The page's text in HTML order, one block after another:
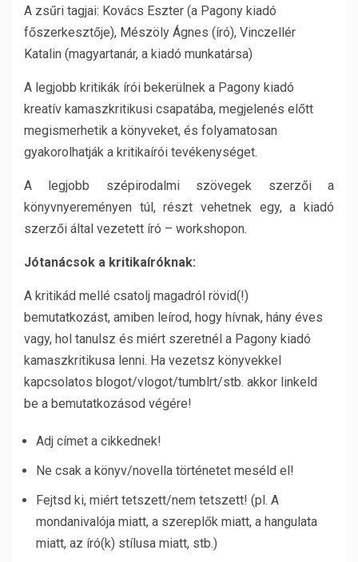
A zsűri tagjai: Kovács Eszter (a Pagony kiadó
főszerkesztője), Mészöly Ágnes (író), Vinczellér
Katalin (magyartanár, a kiadó munkatársa)
A legjobb kritikák írói bekerülnek a Pagony kiadó
kreatív kamaszkritikusi csapatába, megjelenés előtt
megismerhetik a könyveket, és folyamatosan
gyakorolhatják a kritikaírói tevékenységet.
A legjobb szépirodalmi szövegek szerzői a
könyvnyereményen túl, részt vehetnek egy, a kiadó
szerzői által vezetett író – workshopon.
Jótanácsok a kritikaíróknak:
A kritikád mellé csatolj magadról rövid(!)
bemutatkozást, amiben leírod, hogy hívnak, hány éves
vagy, hol tanulsz és miért szeretnél a Pagony kiadó
kamaszkritikusa lenni. Ha vezetsz könyvekkel
kapcsolatos blogot/vlogot/tumblrt/stb. akkor linkeld
be a bemutatkozásod végére!
Adj címet a cikkednek!
Ne csak a könyv/novella történetet meséld el!
Fejtsd ki, miért tetszett/nem tetszett! (pl. A
mondanivalója miatt, a szereplők miatt, a hangulata
miatt, az író(k) stílusa miatt, stb.)